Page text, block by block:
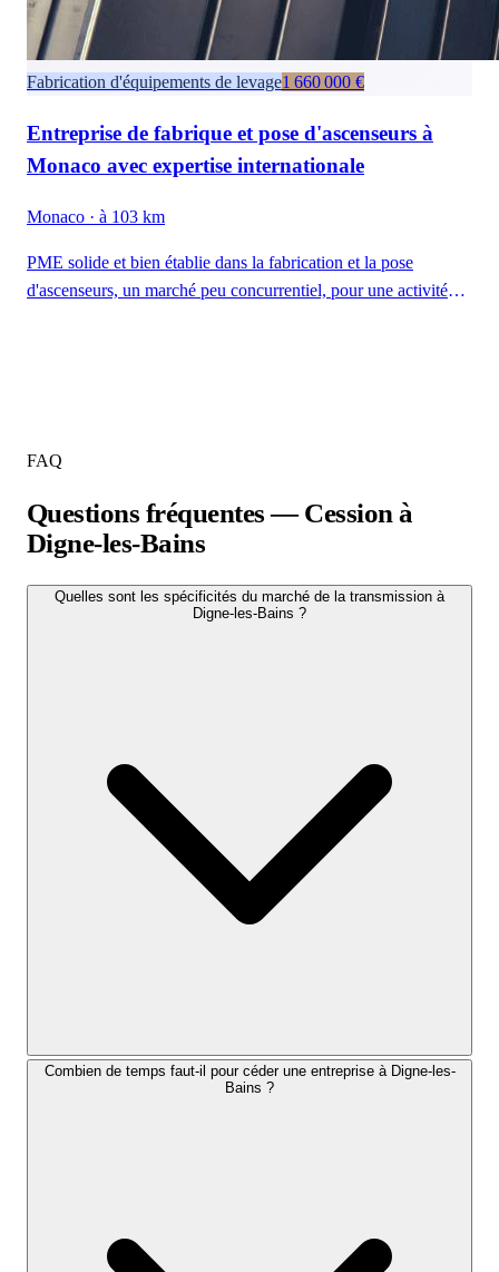
Fabrication d'équipements de levage1 660 000 €
Entreprise de fabrique et pose d'ascenseurs à
Monaco avec expertise internationale
Monaco · à 103 km
PME solide et bien établie dans la fabrication et la pose
d'ascenseurs, un marché peu concurrentiel, pour une activité
FAQ
Questions fréquentes — Cession à
Digne-les-Bains
Quelles sont les spécificités du marché de la transmission à
Digne-les-Bains ?
Combien de temps faut-il pour céder une entreprise à Digne-les-
Bains ?